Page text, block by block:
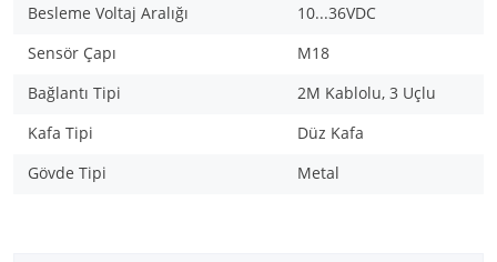
Besleme Voltaj Aralığı
10...36VDC
Sensör Çapı
M18
Bağlantı Tipi
2M Kablolu, 3 Uçlu
Kafa Tipi
Düz Kafa
Gövde Tipi
Metal